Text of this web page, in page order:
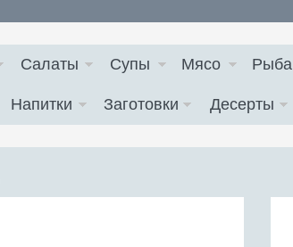
Салаты Супы Мясо Рыба
Напитки Заготовки Десерты